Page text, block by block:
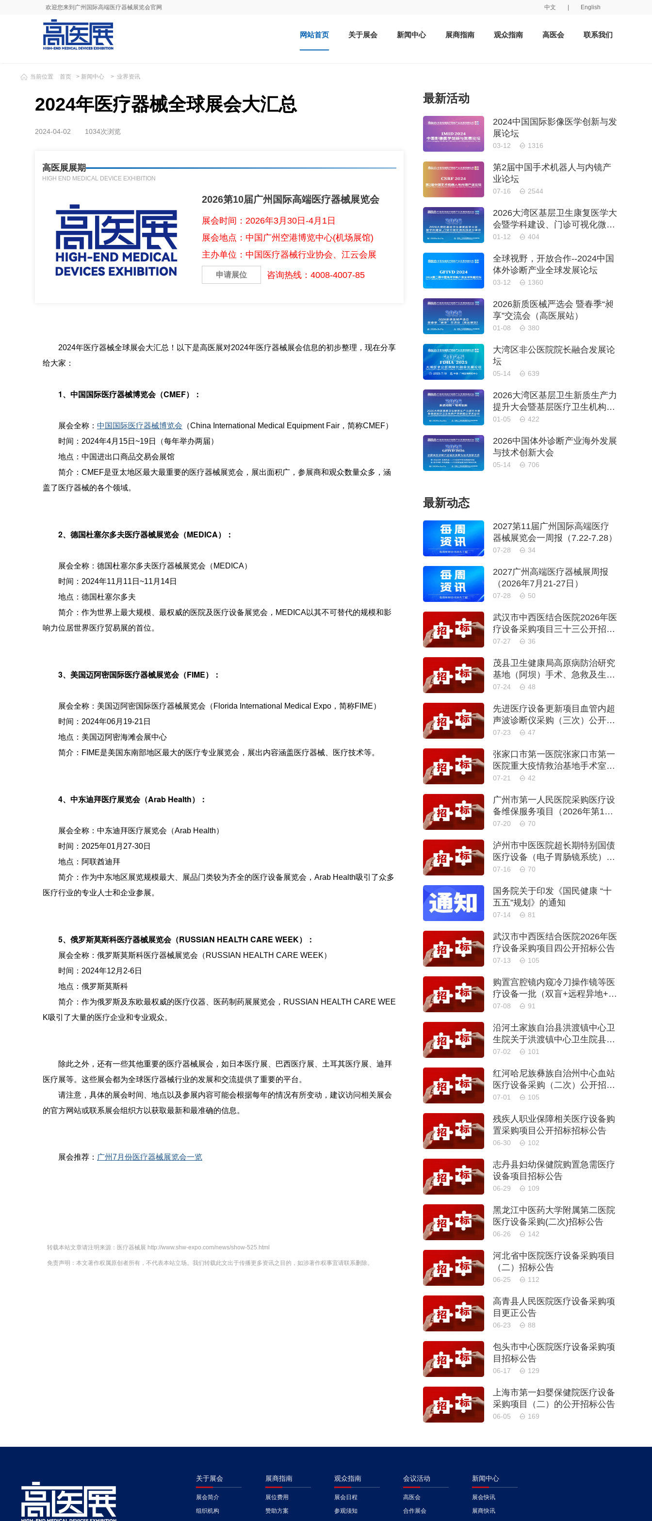
欢迎您来到广州国际高端医疗器械展览会官网 中文 English
网站首页 关于展会 新闻中心 展商指南 观众指南 高医会 联系我们
当前位置 首页 > 新闻中心 > 业界资讯
2024年医疗器械全球展会大汇总
2024-04-02 1034次浏览
高医展展期
HIGH END MEDICAL DEVICE EXHIBITION
2026第10届广州国际高端医疗器械展览会
展会时间：2026年3月30日-4月1日
展会地点：中国广州空港博览中心(机场展馆)
主办单位：中国医疗器械行业协会、江云会展
申请展位 咨询热线：4008-4007-85
2024年医疗器械全球展会大汇总！以下是高医展对2024年医疗器械展会信息的初步整理，现在分享
给大家：
1、 中国国际医疗器械博览会（CMEF）：
展会全称： 中国国际医疗器械博览会 （China International Medical Equipment Fair，简称CMEF）
时间：2024年4月15日~19日（每年举办两届）
地点：中国进出口商品交易会展馆
简介：CMEF是亚太地区最大最重要的医疗器械展览会，展出面积广，参展商和观众数量众多，涵
盖了医疗器械的各个领域。
2、德国杜塞尔多夫医疗器械展览会（MEDICA）：
展会全称：德国杜塞尔多夫医疗器械展览会（MEDICA）
时间：2024年11月11日~11月14日
地点：德国杜塞尔多夫
简介：作为世界上最大规模、最权威的医院及医疗设备展览会，MEDICA以其不可替代的规模和影
响力位居世界医疗贸易展的首位。
3、美国迈阿密国际医疗器械展览会（FIME）：
展会全称：美国迈阿密国际医疗器械展览会（Florida International Medical Expo，简称FIME）
时间：2024年06月19-21日
地点：美国迈阿密海滩会展中心
简介：FIME是美国东南部地区最大的医疗专业展览会，展出内容涵盖医疗器械、医疗技术等。
4、中东迪拜医疗展览会（Arab Health）：
展会全称：中东迪拜医疗展览会（Arab Health）
时间：2025年01月27-30日
地点：阿联酋迪拜
简介：作为中东地区展览规模最大、展品门类较为齐全的医疗设备展览会，Arab Health吸引了众多
医疗行业的专业人士和企业参展。
5、俄罗斯莫斯科医疗器械展览会（RUSSIAN HEALTH CARE WEEK）：
展会全称：俄罗斯莫斯科医疗器械展览会（RUSSIAN HEALTH CARE WEEK）
时间：2024年12月2-6日
地点：俄罗斯莫斯科
简介：作为俄罗斯及东欧最权威的医疗仪器、医药制药展展览会，RUSSIAN HEALTH CARE WEE
K吸引了大量的医疗企业和专业观众。
除此之外，还有一些其他重要的医疗器械展会，如日本医疗展、巴西医疗展、土耳其医疗展、迪拜
医疗展等。这些展会都为全球医疗器械行业的发展和交流提供了重要的平台。
请注意，具体的展会时间、地点以及参展内容可能会根据每年的情况有所变动，建议访问相关展会
的官方网站或联系展会组织方以获取最新和最准确的信息。
展会推荐： 广州7月份医疗器械展览会一览
转载本站文章请注明来源： 医疗器械展 http://www.shw-expo.com/news/show-525.html
免责声明：本文著作权属原创者所有，不代表本站立场。我们转载此文出于传播更多资讯之目的，如涉著作权事宜请联系删除。
最新活动
2024中国国际影像医学创新与发
展论坛
03-12 1316
第2届中国手术机器人与内镜产
业论坛
07-16 2544
2026大湾区基层卫生康复医学大
会暨学科建设、门诊可视化微创
技术分享会
01-12 404
全球视野，开放合作--2024中国
体外诊断产业全球发展论坛
03-12 1360
2026新质医械严选会 暨春季“昶
享”交流会（高医展站）
01-08 380
大湾区非公医院院长融合发展论
坛
05-14 639
2026大湾区基层卫生新质生产力
提升大会暨基层医疗卫生机构产
学研融合学术会议
01-05 422
2026中国体外诊断产业海外发展
与技术创新大会
05-14 706
最新动态
2027第11届广州国际高端医疗
器械展览会一周报（7.22-7.28）
07-28 34
2027广州高端医疗器械展周报
（2026年7月21-27日）
07-28 50
武汉市中西医结合医院2026年医
疗设备采购项目三十三公开招标
公告
07-27 36
茂县卫生健康局高原病防治研究
基地（阿坝）手术、急救及生命
支持类医疗设备购置项目招标公
07-24 48
先进医疗设备更新项目血管内超
声波诊断仪采购（三次）公开招
标公告
07-23 47
张家口市第一医院张家口市第一
医院重大疫情救治基地手术室及
重症监护室医疗设备采购项目更
07-21 42
广州市第一人民医院采购医疗设
备维保服务项目（2026年第1
批）(二次)（项目编号：GZSY-2
07-20 70
泸州市中医医院超长期特别国债
医疗设备（电子胃肠镜系统）采
购更正公告（第二次）
07-16 70
国务院关于印发《国民健康 “十
五五”规划》的通知
07-14 81
武汉市中西医结合医院2026年医
疗设备采购项目四公开招标公告
07-13 105
购置宫腔镜内窥冷刀操作镜等医
疗设备一批（双盲+远程异地+分
散）
07-08 91
沿河土家族自治县洪渡镇中心卫
生院关于洪渡镇中心卫生院县域
医疗次中心医疗设备采购项目的
07-02 101
红河哈尼族彝族自治州中心血站
医疗设备采购（二次）公开招标
公告
07-01 105
残疾人职业保障相关医疗设备购
置采购项目公开招标招标公告
06-30 102
志丹县妇幼保健院购置急需医疗
设备项目招标公告
06-29 109
黑龙江中医药大学附属第二医院
医疗设备采购(二次)招标公告
06-26 142
河北省中医院医疗设备采购项目
（二）招标公告
06-25 112
高青县人民医院医疗设备采购项
目更正公告
06-23 88
包头市中心医院医疗设备采购项
目招标公告
06-17 129
上海市第一妇婴保健院医疗设备
采购项目（二）的公开招标公告
06-05 169
关于展会
展会简介
组织机构
展商指南
展位费用
赞助方案
观众指南
展会日程
参观须知
会议活动
高医会
合作展会
新闻中心
展会快讯
展商快讯